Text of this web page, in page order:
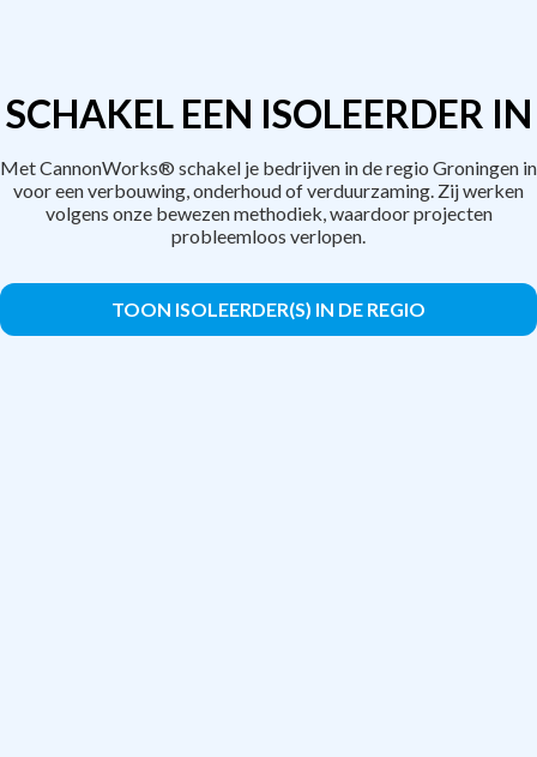
SCHAKEL EEN ISOLEERDER IN
Met CannonWorks® schakel je bedrijven in de regio Groningen in
voor een verbouwing, onderhoud of verduurzaming. Zij werken
volgens onze bewezen methodiek, waardoor projecten
probleemloos verlopen.
TOON ISOLEERDER(S) IN DE REGIO